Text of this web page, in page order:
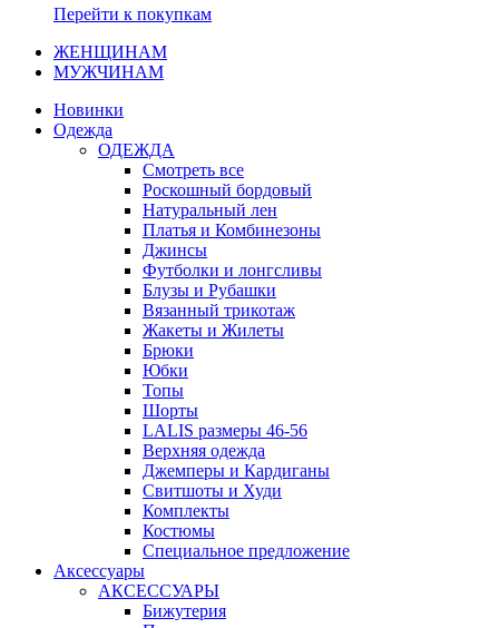
Перейти к покупкам
ЖЕНЩИНАМ
МУЖЧИНАМ
Новинки
Одежда
ОДЕЖДА
Смотреть все
Роскошный бордовый
Натуральный лен
Платья и Комбинезоны
Джинсы
Футболки и лонгсливы
Блузы и Рубашки
Вязанный трикотаж
Жакеты и Жилеты
Брюки
Юбки
Топы
Шорты
LALIS размеры 46-56
Верхняя одежда
Джемперы и Кардиганы
Свитшоты и Худи
Комплекты
Костюмы
Специальное предложение
Аксессуары
АКСЕССУАРЫ
Бижутерия